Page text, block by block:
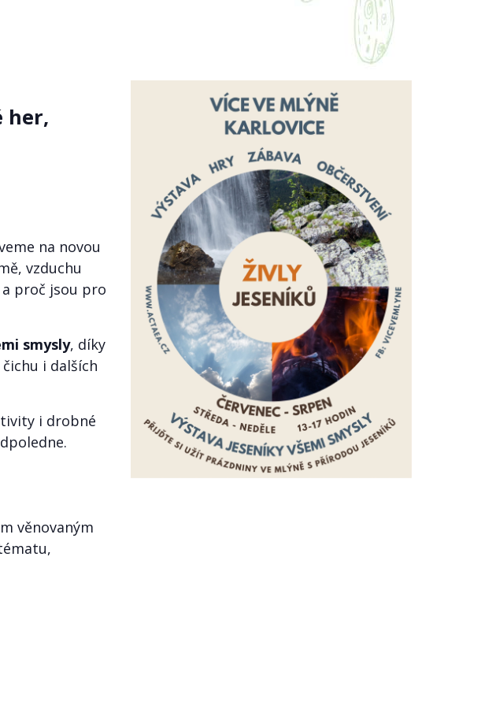
her,
na novou
vzduchu
proč jsou pro
smysly, díky
i dalších
i drobné
věnovaným